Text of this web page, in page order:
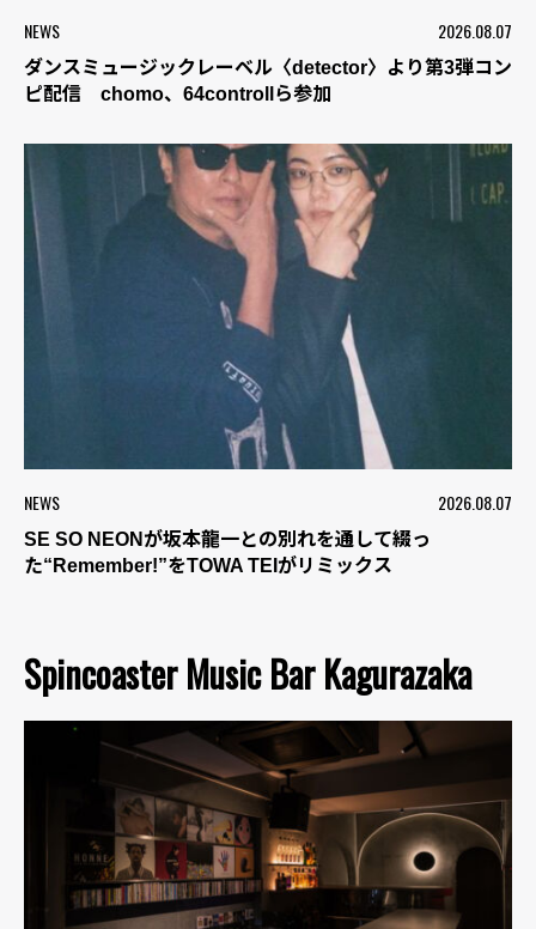
NEWS 2026.08.07
ダンスミュージックレーベル〈detector〉より第3弾コン
ピ配信 chomo、64controllら参加
NEWS 2026.08.07
SE SO NEONが坂本龍一との別れを通して綴っ
た“Remember!”をTOWA TEIがリミックス
Spincoaster Music Bar Kagurazaka